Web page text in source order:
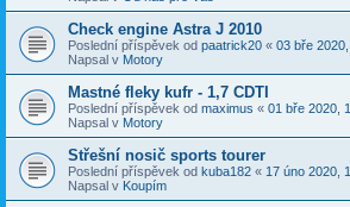
Check engine Astra J 2010
Poslední příspěvek od paatrick20 « 03 bře
Napsal v Motory
Mastné fleky kufr - 1,7 CDTI
Poslední příspěvek od maximus « 01 bře 2020,
Napsal v Motory
Střešní nosič sports tourer
Poslední příspěvek od kuba182 « 17 úno 2020,
Napsal v Koupím